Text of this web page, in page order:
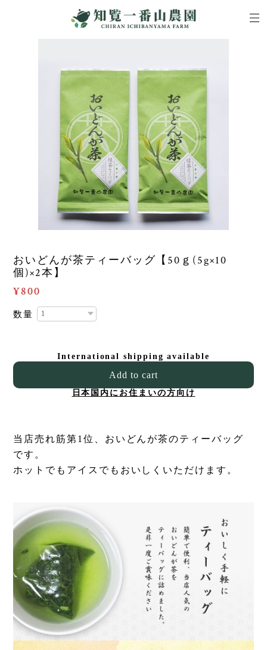
おいどんが茶ティーバッグ【50ｇ(5g×10
個)×2本】
¥800
数量
International shipping available
Add to cart
日本国内にお住まいの方向け
当店売れ筋第1位、おいどんが茶のティーバッグ
です。
ホットでもアイスでもおいしくいただけます。